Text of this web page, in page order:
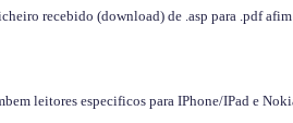
recebido (download) de .asp para .pdf
leitores especificos para IPhone/IPad e